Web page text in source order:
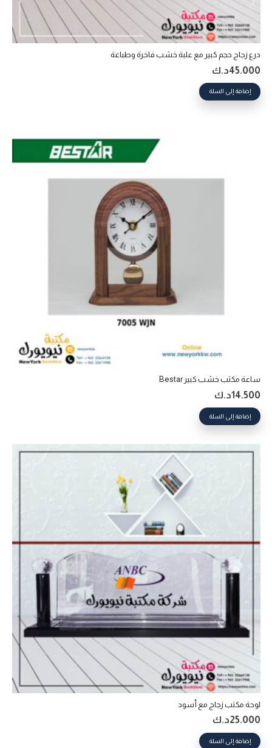
درع زجاج حجم كبير مع علبة خشب فاخرة وطباعة
45.000د.ك
إضافة إلى السلة
ساعة مكتب خشب كبير Bestar
14.500د.ك
إضافة إلى السلة
لوحة مكتب زجاج مع أسود
25.000د.ك
إضافة إلى السلة